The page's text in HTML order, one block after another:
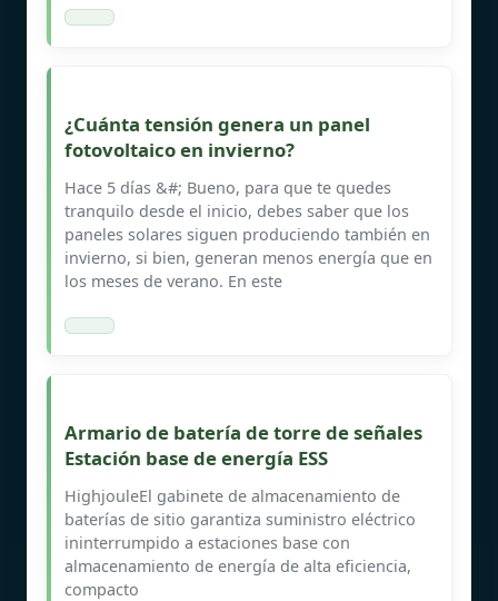
¿Cuánta tensión genera un panel
fotovoltaico en invierno?
Hace 5 días &#; Bueno, para que te quedes
tranquilo desde el inicio, debes saber que los
paneles solares siguen produciendo también en
invierno, si bien, generan menos energía que en
los meses de verano. En este
Armario de batería de torre de señales
Estación base de energía ESS
HighjouleEl gabinete de almacenamiento de
baterías de sitio garantiza suministro eléctrico
ininterrumpido a estaciones base con
almacenamiento de energía de alta eficiencia,
compacto